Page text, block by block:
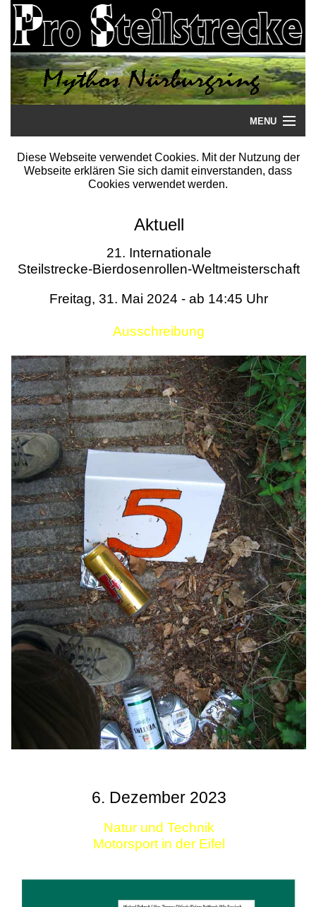
MENU
Startseite
Literatur
Termine
Diese Webseite verwendet Cookies. Mit der Nutzung der
Webseite erklären Sie sich damit einverstanden, dass
Cookies verwendet werden.
Aktuell
21. Internationale
Steilstrecke-Bierdosenrollen-Weltmeisterschaft
Freitag, 31. Mai 2024 - ab 14:45 Uhr
Ausschreibung
6. Dezember 2023
Natur und Technik
Motorsport in der Eifel